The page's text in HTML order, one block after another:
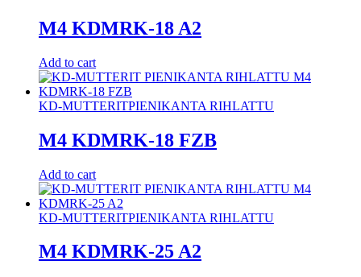
M4 KDMRK-18 A2
Add to cart
KD-MUTTERITPIENIKANTA RIHLATTU
M4 KDMRK-18 FZB
Add to cart
KD-MUTTERITPIENIKANTA RIHLATTU
M4 KDMRK-25 A2